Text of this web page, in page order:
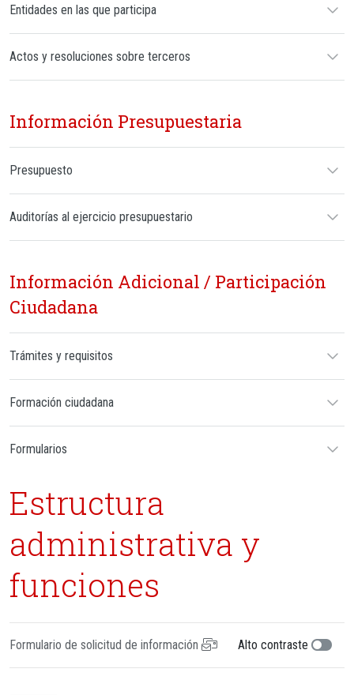
Entidades en las que participa
Actos y resoluciones sobre terceros
Información Presupuestaria
Presupuesto
Auditorías al ejercicio presupuestario
Información Adicional / Participación
Ciudadana
Trámites y requisitos
Formación ciudadana
Formularios
Estructura
administrativa y
funciones
Formulario de solicitud de información Alto contraste